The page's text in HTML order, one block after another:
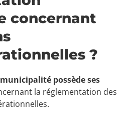
concernant
?
possède ses
la réglementation des